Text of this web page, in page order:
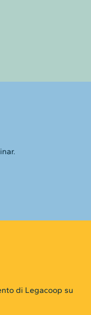
di Legacoop su